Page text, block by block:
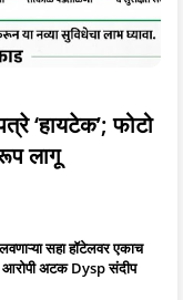
‘हायटेक’; फोटो
लागू
सहा हॉटेलवर एकाच
आरोपी अटक Dysp संदीप